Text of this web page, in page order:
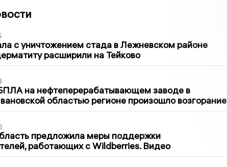
с уничтожением стада в Лежневском районе
расширили на Тейково
на нефтеперерабатывающем заводе в
областью регионе произошло возгорание
предложила меры поддержки
работающих с Wildberries. Видео